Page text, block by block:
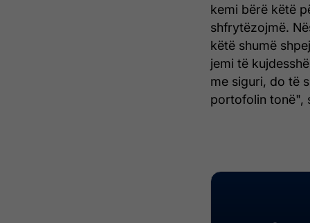
kemi bërë këtë
shfrytëzojmë.
këtë shumë
jemi të
me siguri, do të
portofolin tonë",